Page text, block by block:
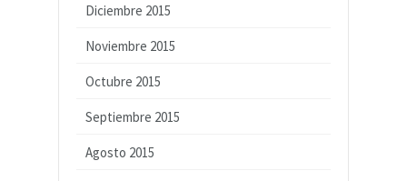
Diciembre 2015
Noviembre 2015
Octubre 2015
Septiembre 2015
Agosto 2015